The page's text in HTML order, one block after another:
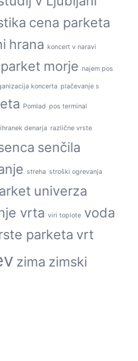
cena parketa
hrana koncert v naravi
morje najem pos
koncerta plačevanje s
Pomlad pos terminal
denarja različne vrste
senčila
streha stroški ogrevanja
univerza
vrta viri toplote voda
parketa vrt
zima zimski